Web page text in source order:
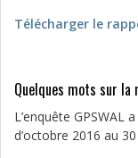
Télécharger le
Quelques mots sur la
L’enquête GPSWAL
d’octobre 2016 au